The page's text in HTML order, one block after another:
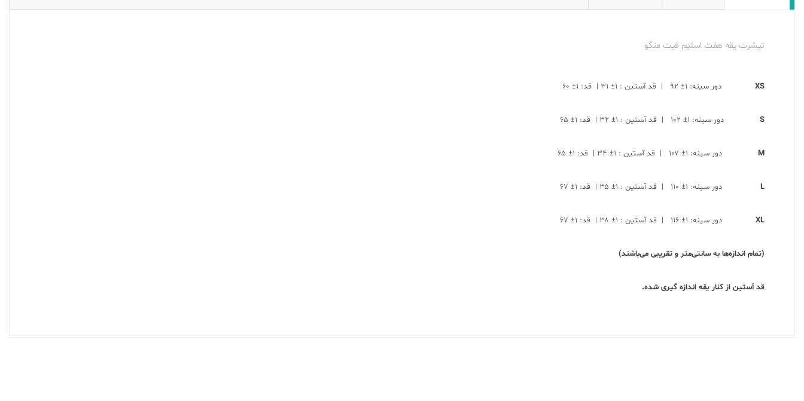
تیشرت یقه هفت اسلیم فیت منگو
XS دور سینه: ۱± ۹۲ | قد آستین : ۱± ۳۱ | قد: ۱± ۶۰
S دور سینه: ۱± ۱۰۲ | قد آستین : ۱± ۳۲ | قد: ۱± ۶۵
M دور سینه: ۱± ۱۰۷ | قد آستین : ۱± ۳۴ | قد: ۱± ۶۵
L دور سینه: ۱± ۱۱۰ | قد آستین : ۱± ۳۵ | قد: ۱± ۶۷
XL دور سینه: ۱± ۱۱۶ | قد آستین : ۱± ۳۸ | قد: ۱± ۶۷
(تمام اندازه‌ها به سانتی‌متر و تقریبی می‌باشند)
قد آستین از کنار یقه اندازه گیری شده.